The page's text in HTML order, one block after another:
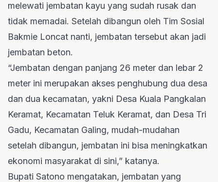
melewati jembatan kayu yang sudah rusak dan
tidak memadai. Setelah dibangun oleh Tim Sosial
Bakmie Loncat nanti, jembatan tersebut akan jadi
jembatan beton.
“Jembatan dengan panjang 26 meter dan lebar 2
meter ini merupakan akses penghubung dua desa
dan dua kecamatan, yakni Desa Kuala Pangkalan
Keramat, Kecamatan Teluk Keramat, dan Desa Tri
Gadu, Kecamatan Galing, mudah-mudahan
setelah dibangun, jembatan ini bisa meningkatkan
ekonomi masyarakat di sini,” katanya.
Bupati Satono mengatakan, jembatan yang